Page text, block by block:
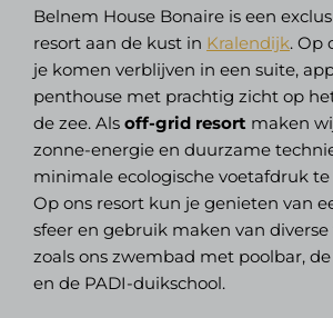
Belnem House Bonaire is een
resort aan de kust in Kralendijk. Op
je komen verblijven in een suite,
penthouse met prachtig zicht op
de zee. Alsoff-grid resort maken
zonne-energie en duurzame
minimale ecologische voetafdruk
Op ons resort kun je genieten van
sfeer en gebruik maken van
zoals ons zwembad met poolbar,
en de PADI-duikschool.